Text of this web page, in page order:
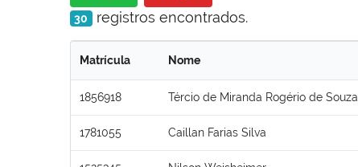
30 registros encontrados.
Matrícula Nome
1856918 Tércio de Miranda Rogério de Souza
1781055 Caillan Farias Silva